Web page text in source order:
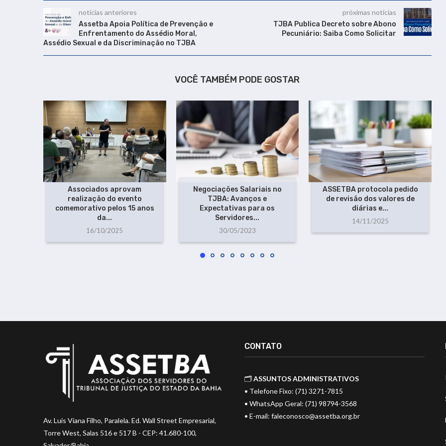
notícias anteriores
Assetba Apoia Política de Prevenção e
Enfrentamento do Assédio Moral,
Assédio Sexual e da Discriminação no TJBA
próximas notícias
TJBA Publica Decreto sobre Abono
Pecuniário: Saiba Como Solicitar
VOCÊ TAMBÉM PODE GOSTAR
Associados aprovam
realização do evento
comemorativo pelos 15 anos
da...
16/10/2025
Negociações Salariais no
TJBA: Avanços e
Expectativas para os
Servidores...
30/05/2023
ASSETBA protocola pedido
de revisão dos valores de
diárias e...
14/11/2025
Av. Luis Viana Filho, Paralela. Ed. Wall Street Empresarial,
Torre West, Salas 516 e 517 B - CEP: 41.680-100,
CONTATO
🗂️ASSUNTOS ADMINISTRATIVOS
• Telefone Fixo: (71) 3271-7815
• WhatsApp Geral: (71) 98794-3568
• E-mail: faleconosco@assetba.org.br